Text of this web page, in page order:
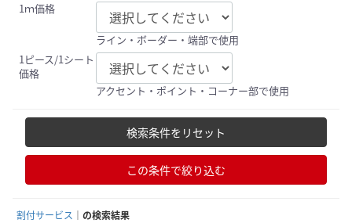
1ｍ価格
ライン・ボーダー・端部で使用
1ピース/1シート
価格
アクセント・ポイント・コーナー部で使用
検索条件をリセット
この条件で絞り込む
割付サービス の検索結果